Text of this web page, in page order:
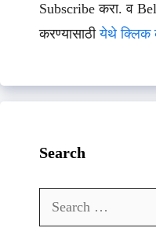
Subscribe करा. व
करण्यासाठीयेथे क्लिक
Search
Search
for: